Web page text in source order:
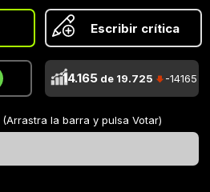
Escribir crítica
14.165 de 19.725 -14165
(Arrastra la barra y pulsa Votar)